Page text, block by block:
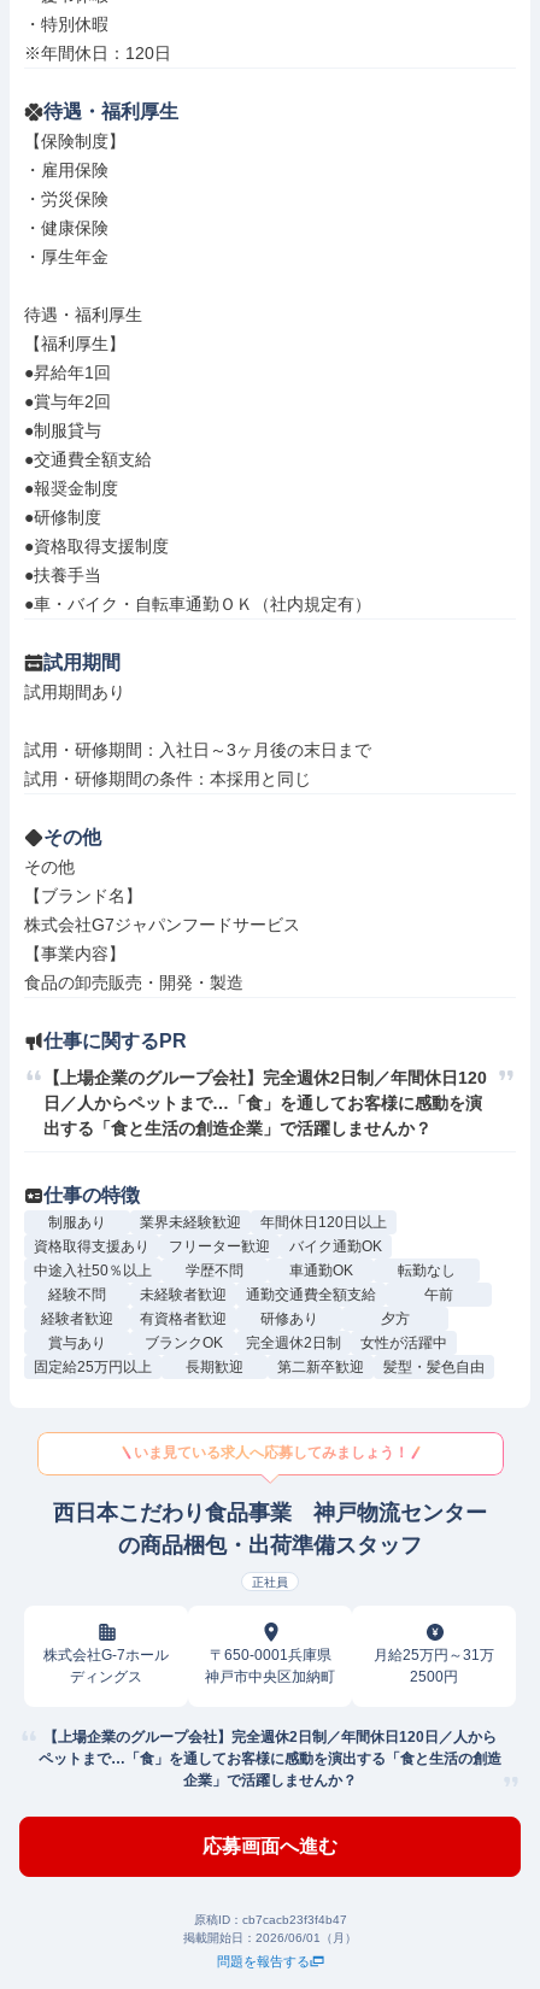
・特別休暇
※年間休日：120日
待遇・福利厚生
【保険制度】
・雇用保険
・労災保険
・健康保険
・厚生年金
待遇・福利厚生
【福利厚生】
●昇給年1回
●賞与年2回
●制服貸与
●交通費全額支給
●報奨金制度
●研修制度
●資格取得支援制度
●扶養手当
●車・バイク・自転車通勤ＯＫ（社内規定有）
試用期間
試用期間あり
試用・研修期間：入社日～3ヶ月後の末日まで
その他
その他
【ブランド名】
株式会社G7ジャパンフードサービス
【事業内容】
食品の卸売販売・開発・製造
仕事に関するPR
【上場企業のグループ会社】完全週休2日制／年間休日120
日／人からペットまで…「食」を通してお客様に感動を演
出する「食と生活の創造企業」で活躍しませんか？
仕事の特徴
制服あり 業界未経験歓迎
年間休日120日以上
資格取得支援あり
フリーター歓迎
バイク通勤OK
中途入社50％以上
学歴不問 車通勤OK
転勤なし
経験不問
未経験者歓迎 通勤交通費全額支給
午前
経験者歓迎
有資格者歓迎 研修あり
夕方
賞与あり
ブランクOK 完全週休2日制
女性が活躍中
固定給25万円以上
長期歓迎 第二新卒歓迎 髪型・髪色自由
いま見ている求人へ応募してみましょう！
西日本こだわり食品事業 神戸物流センター
の商品梱包・出荷準備スタッフ
正社員
株式会社G-7ホール
ディングス
〒650-0001兵庫県
神戸市中央区加納町
月給25万円～31万
2500円
【上場企業のグループ会社】完全週休2日制／年間休日120日／人から
ペットまで…「食」を通してお客様に感動を演出する「食と生活の創造
企業」で活躍しませんか？
応募画面へ進む
原稿ID： cb7cacb23f3f4b47
掲載開始日： 2026/06/01（月）
問題を報告する